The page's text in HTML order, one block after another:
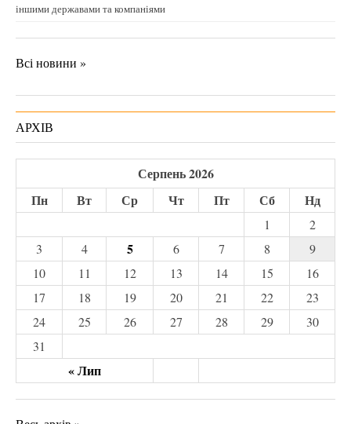
іншими державами та компаніями
Всі новини »
АРХІВ
Серпень 2026
Пн
Вт Ср Чт Пт Сб Нд
« Лип
1
2
3
4 5 6 7 8
9
10
11 12 13 14 15
16
17
18 19 20 21 22
23
24
25 26 27 28 29
30
31